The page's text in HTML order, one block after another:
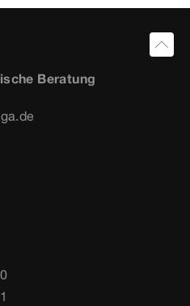
Beratung